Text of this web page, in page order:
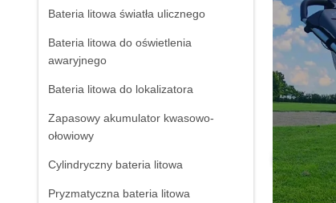
Bateria litowa światła ulicznego
Bateria litowa do oświetlenia
awaryjnego
Bateria litowa do lokalizatora
Zapasowy akumulator kwasowo-
ołowiowy
Cylindryczny bateria litowa
Pryzmatyczna bateria litowa